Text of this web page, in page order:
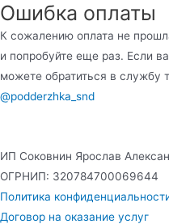
Ошибка оплаты
К сожалению оплата не
и попробуйте еще раз. Если
можете обратиться в службу
@podderzhka_snd
ИП Соковнин Ярослав
ОГРНИП: 320784700069644
Политика
Договор на оказание услуг